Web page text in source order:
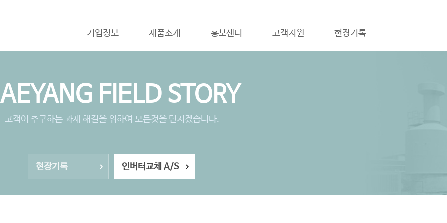
기업정보 제품소개 홍보센터 고객지원 현장기록
FIELD STORY
고객이 추구하는 과제 해결을 위하여 모든것을 던지겠습니다.
현장기록 인버터교체 A/S